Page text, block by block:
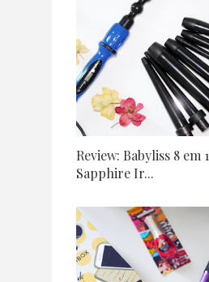
Review: Babyliss 8 em 1
Sapphire Ir...